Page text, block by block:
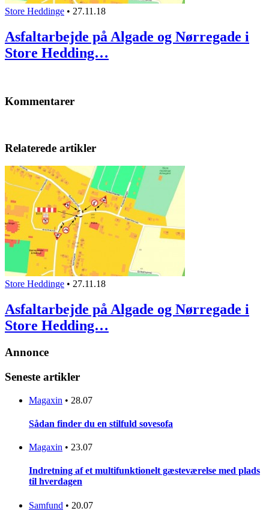
Store Heddinge • 27.11.18
Asfaltarbejde på Algade og Nørregade i
Store Hedding…
Kommentarer
Relaterede artikler
Store Heddinge • 27.11.18
Asfaltarbejde på Algade og Nørregade i
Store Hedding…
Annonce
Seneste artikler
Magaxin • 28.07
Sådan finder du en stilfuld sovesofa
Magaxin • 23.07
Indretning af et multifunktionelt gæsteværelse med plads
til hverdagen
Samfund • 20.07